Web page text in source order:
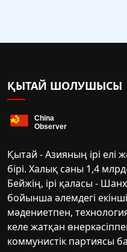
ҚЫТАЙ ШОЛУШЫСЫ
Қытай - Азияның ірі елі
бірі. Халық саны 1,4
Бейжің, ірі қаласы -
бойынша әлемдегі
мәдениетпен,
келе жатқан
коммунистік партиясы